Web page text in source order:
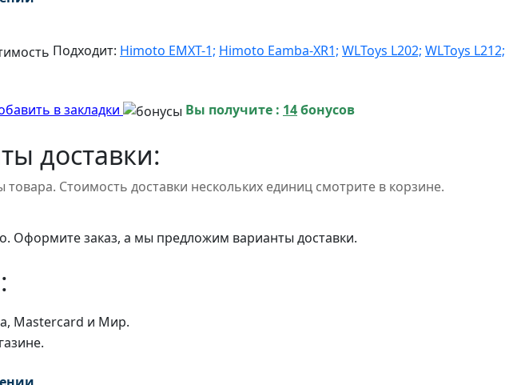
Подходит: Himoto EMXT-1; Himoto Eamba-XR1; WLToys L202; WLToys L212;
в закладки Вы получите : 14бонусов
доставки:
Стоимость доставки нескольких единиц смотрите в корзине.
Оформите заказ, а мы предложим варианты доставки.
Mastercard и Мир.